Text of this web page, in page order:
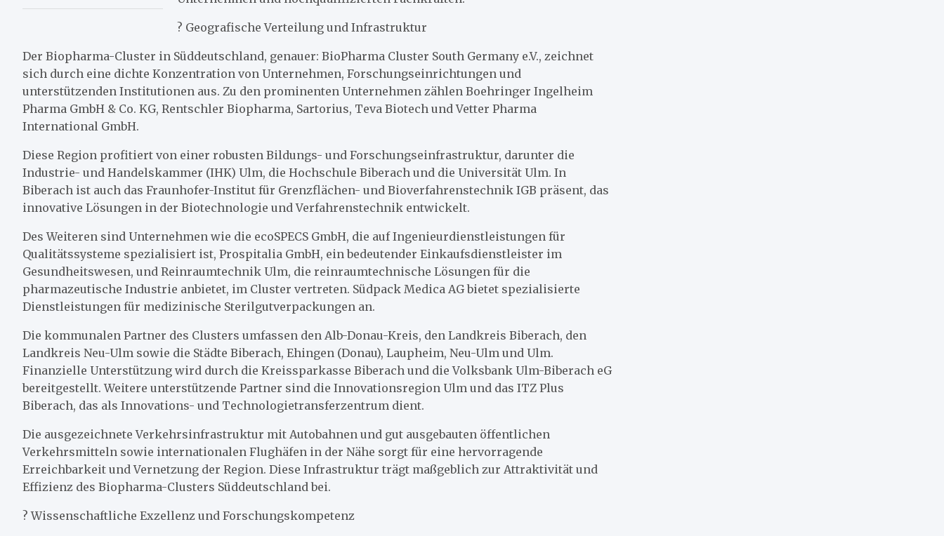
? Geografische Verteilung und Infrastruktur
Der Biopharma-Cluster in Süddeutschland, genauer: BioPharma Cluster South Germany e.V., zeichnet
sich durch eine dichte Konzentration von Unternehmen, Forschungseinrichtungen und
unterstützenden Institutionen aus. Zu den prominenten Unternehmen zählen Boehringer Ingelheim
Pharma GmbH & Co. KG, Rentschler Biopharma, Sartorius, Teva Biotech und Vetter Pharma
International GmbH.
Diese Region profitiert von einer robusten Bildungs- und Forschungseinfrastruktur, darunter die
Industrie- und Handelskammer (IHK) Ulm, die Hochschule Biberach und die Universität Ulm. In
Biberach ist auch das Fraunhofer-Institut für Grenzflächen- und Bioverfahrenstechnik IGB präsent, das
innovative Lösungen in der Biotechnologie und Verfahrenstechnik entwickelt.
Des Weiteren sind Unternehmen wie die ecoSPECS GmbH, die auf Ingenieurdienstleistungen für
Qualitätssysteme spezialisiert ist, Prospitalia GmbH, ein bedeutender Einkaufsdienstleister im
Gesundheitswesen, und Reinraumtechnik Ulm, die reinraumtechnische Lösungen für die
pharmazeutische Industrie anbietet, im Cluster vertreten. Südpack Medica AG bietet spezialisierte
Dienstleistungen für medizinische Sterilgutverpackungen an.
Die kommunalen Partner des Clusters umfassen den Alb-Donau-Kreis, den Landkreis Biberach, den
Landkreis Neu-Ulm sowie die Städte Biberach, Ehingen (Donau), Laupheim, Neu-Ulm und Ulm.
Finanzielle Unterstützung wird durch die Kreissparkasse Biberach und die Volksbank Ulm-Biberach eG
bereitgestellt. Weitere unterstützende Partner sind die Innovationsregion Ulm und das ITZ Plus
Biberach, das als Innovations- und Technologietransferzentrum dient.
Die ausgezeichnete Verkehrsinfrastruktur mit Autobahnen und gut ausgebauten öffentlichen
Verkehrsmitteln sowie internationalen Flughäfen in der Nähe sorgt für eine hervorragende
Erreichbarkeit und Vernetzung der Region. Diese Infrastruktur trägt maßgeblich zur Attraktivität und
Effizienz des Biopharma-Clusters Süddeutschland bei.
? Wissenschaftliche Exzellenz und Forschungskompetenz